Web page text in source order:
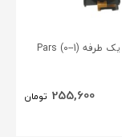
کلید فرمان یک طرفه (1--0) Pars
255,600 تومان